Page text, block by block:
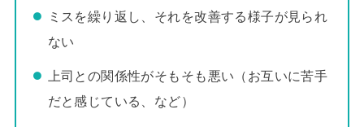
ミスを繰り返し、それを改善する様子が見られ
ない
上司との関係性がそもそも悪い（お互いに苦手
だと感じている、など）